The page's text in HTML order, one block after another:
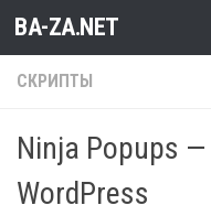
Перейти к
BA-ZA.NET
СКРИПТЫ
Ninja Popups
WordPress